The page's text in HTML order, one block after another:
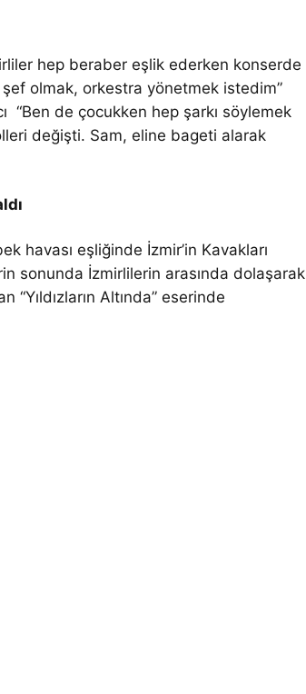
hep beraber eşlik ederken konserde
şef olmak, orkestra yönetmek istedim”
“Ben de çocukken hep şarkı söylemek
değişti. Sam, eline bageti alarak
havası eşliğinde İzmir’in Kavakları
sonunda İzmirlilerin arasında dolaşarak
“Yıldızların Altında” eserinde